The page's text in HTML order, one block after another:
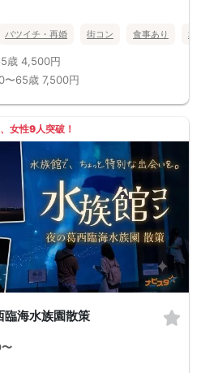
バツイチ・再婚 街コン 食事あり 埼
歳 4,500円
〜65歳 7,500円
女性9人突破！
海水族園散策